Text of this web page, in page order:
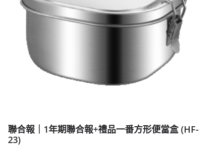
聯合報｜1年期聯合報+禮品一番方形便當盒 (HF-
23)